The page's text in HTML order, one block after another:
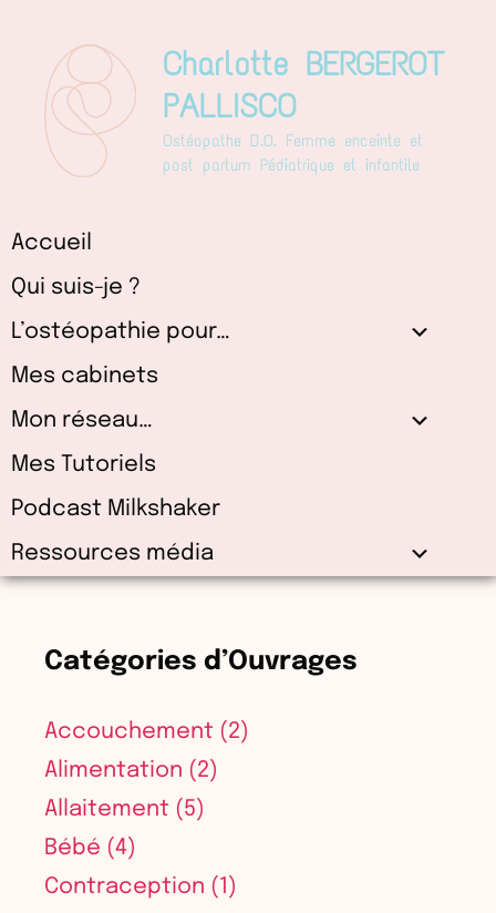
contenu
Charlotte BERGEROT
PALLISCO
Ostéopathe D.O. Femme enceinte et
post partum Pédiatrique et infantile
Accueil
Qui suis-je ?
L’ostéopathie pour…
Mes cabinets
Mon réseau…
Mes Tutoriels
Podcast Milkshaker
Ressources média
Catégories d’Ouvrages
Accouchement (2)
Alimentation (2)
Allaitement (5)
Bébé (4)
Contraception (1)